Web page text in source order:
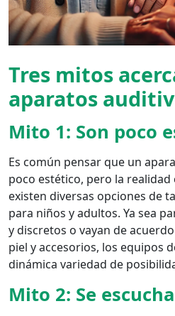
Tres mitos
aparatos
Mito 1: Son poco
Es común pensar que un
poco estético, pero la
existen diversas opciones de
para niños y adultos. Ya sea
y discretos o vayan de
piel y accesorios, los equipos
dinámica variedad de
Mito 2: Se